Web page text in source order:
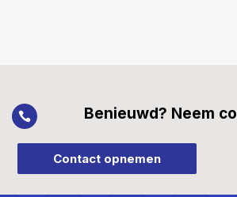
 Benieuwd? Neem
Contact opnemen